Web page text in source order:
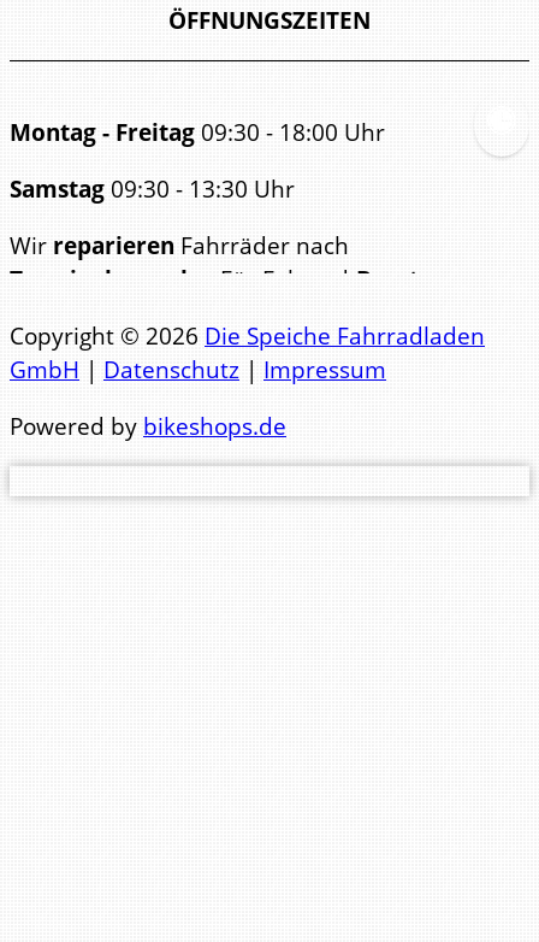
ÖFFNUNGSZEITEN
Montag - Freitag 09:30 - 18:00 Uhr
Samstag 09:30 - 13:30 Uhr
Wir reparieren Fahrräder nach
Terminabsprache
. Für Fahrrad- Beratungen
Telefon Werkstatt: 0441 83471
Copyright © 2026 Die Speiche Fahrradladen
GmbH | Datenschutz | Impressum
Powered by bikeshops.de